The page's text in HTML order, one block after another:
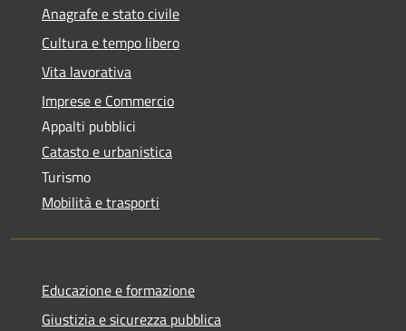
Anagrafe e stato civile
Cultura e tempo libero
Vita lavorativa
Imprese e Commercio
Appalti pubblici
Catasto e urbanistica
Turismo
Mobilità e trasporti
Educazione e formazione
Giustizia e sicurezza pubblica